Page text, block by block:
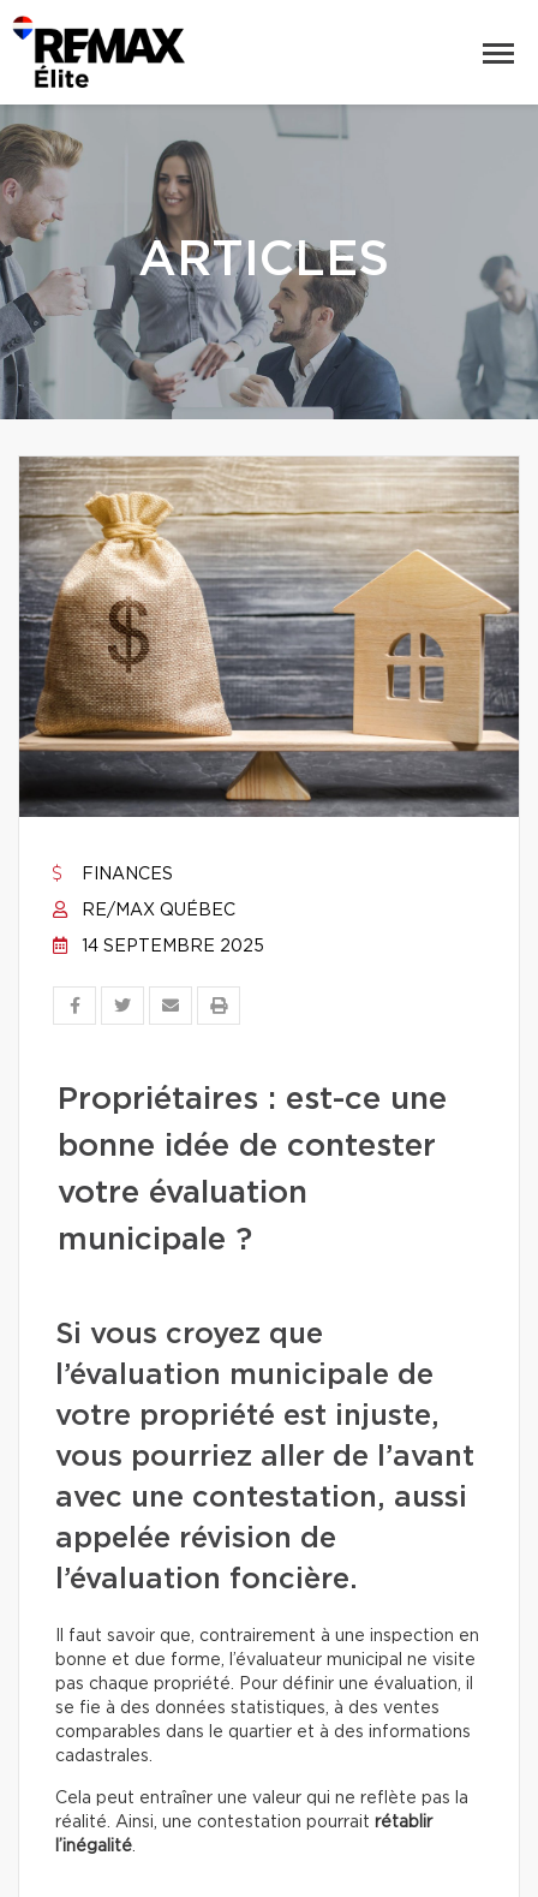
ARTICLES
FINANCES
RE/MAX QUÉBEC
14 SEPTEMBRE 2025
Propriétaires : est-ce une
bonne idée de contester
votre évaluation
municipale ?
Si vous croyez que
l’évaluation municipale de
votre propriété est injuste,
vous pourriez aller de l’avant
avec une contestation, aussi
appelée révision de
l’évaluation foncière.
Il faut savoir que, contrairement à une inspection en
bonne et due forme, l’évaluateur municipal ne visite
pas chaque propriété. Pour définir une évaluation, il
se fie à des données statistiques, à des ventes
comparables dans le quartier et à des informations
cadastrales.
Cela peut entraîner une valeur qui ne reflète pas la
réalité. Ainsi, une contestation pourrait rétablir
l’inégalité.